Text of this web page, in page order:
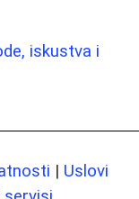
iskustva i
| Uslovi